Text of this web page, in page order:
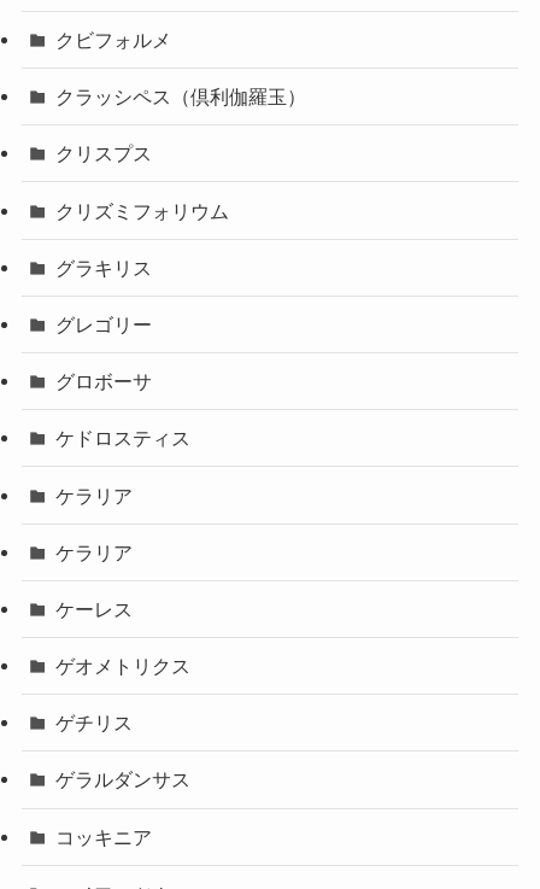
クビフォルメ
クラッシペス（倶利伽羅玉）
クリスプス
クリズミフォリウム
グラキリス
グレゴリー
グロボーサ
ケドロスティス
ケラリア
ケラリア
ケーレス
ゲオメトリクス
ゲチリス
ゲラルダンサス
コッキニア